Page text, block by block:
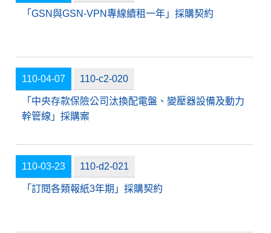
「GSN與GSN-VPN專線續租一年」採購契約
110-04-07
「中央存款保險公司汰換配電盤、變壓器設備及動力
幹管線」採購案
110-c2-020
110-03-23
「訂閱各類報紙3年期」採購契約
110-d2-021